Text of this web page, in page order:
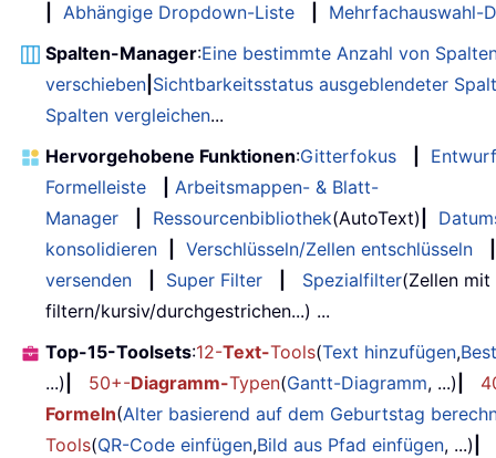
Abhängige Dropdown-Liste
Mehrfachauswahl-
Spalten-Manager:Eine bestimmte Anzahl von
verschieben Sichtbarkeitsstatus ausgeblendeter
Spalten vergleichen...
Hervorgehobene Funktionen:Gitterfokus
Entwurf
Formelleiste
Arbeitsmappen- & Blatt-
Manager
Ressourcenbibliothek(AutoText)
konsolidieren
Verschlüsseln/Zellen entschlüsseln
versenden
Super Filter Spezialfilter(Zellen
filtern/kursiv/durchgestrichen...) ...
Top-15-Toolsets:12-Text-Tools(Text hinzufügen,
...)
50+-Diagramm-Typen(Gantt-Diagramm, ...)
Formeln(Alter basierend auf dem Geburtstag
Tools(QR-Code einfügen,Bild aus Pfad einfügen, ...)